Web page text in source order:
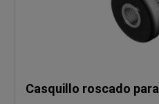
Casquillo roscado